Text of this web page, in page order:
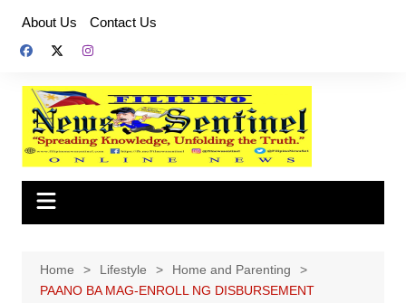
content
About Us Contact Us
Home Lifestyle
Home and Parenting
PAANO BA MAG-ENROLL NG DISBURSEMENT